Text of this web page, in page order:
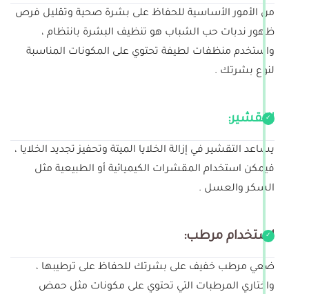
من الأمور الأساسية للحفاظ على بشرة صحية وتقليل فرص
ظهور ندبات حب الشباب هو تنظيف البشرة بانتظام ،
واستخدم منظفات لطيفة تحتوي على المكونات المناسبة
لنوع بشرتك .
التقشير:
يساعد التقشير في إزالة الخلايا الميتة وتحفيز تجديد الخلايا ،
فيمكن استخدام المقشرات الكيميائية أو الطبيعية مثل
السكر والعسل .
استخدام مرطب:
ضعي مرطب خفيف على بشرتك للحفاظ على ترطيبها ،
واختاري المرطبات التي تحتوي على مكونات مثل حمض